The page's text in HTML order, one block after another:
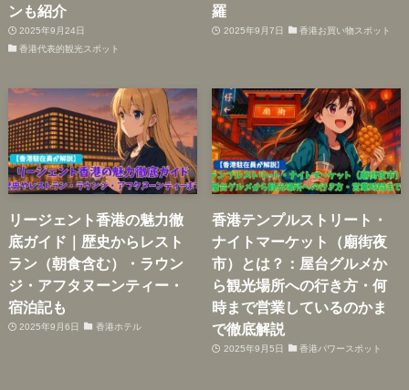
ンも紹介
2025年9月24日
香港代表的観光スポット
羅
2025年9月7日 香港お買い物スポット
リージェント香港の魅力徹
底ガイド｜歴史からレスト
ラン（朝食含む）・ラウン
ジ・アフタヌーンティー・
宿泊記も
2025年9月6日 香港ホテル
香港テンプルストリート・
ナイトマーケット（廟街夜
市）とは？：屋台グルメか
ら観光場所への行き方・何
時まで営業しているのかま
で徹底解説
2025年9月5日 香港パワースポット